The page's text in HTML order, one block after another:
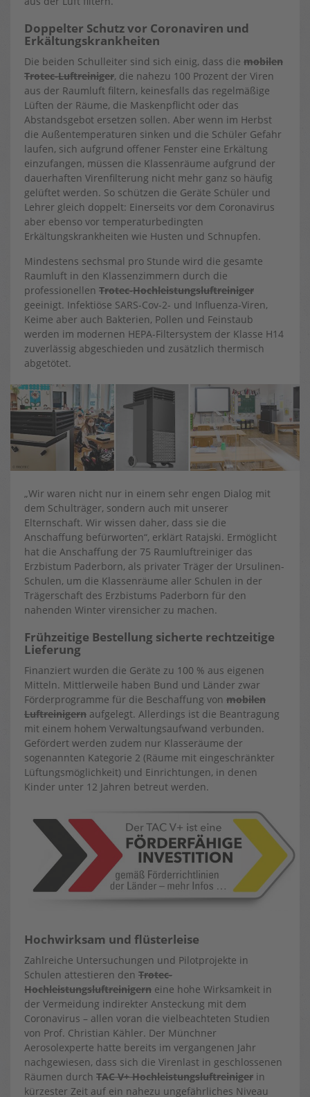
Doppelter Schutz vor Coronaviren und
Erkältungskrankheiten
Die beiden Schulleiter sind sich einig, dass die mobilen
Trotec-Luftreiniger, die nahezu 100 Prozent der Viren
aus der Raumluft filtern, keinesfalls das regelmäßige
Lüften der Räume, die Maskenpflicht oder das
Abstandsgebot ersetzen sollen. Aber wenn im Herbst
die Außentemperaturen sinken und die Schüler Gefahr
laufen, sich aufgrund offener Fenster eine Erkältung
einzufangen, müssen die Klassenräume aufgrund der
dauerhaften Virenfilterung nicht mehr ganz so häufig
gelüftet werden. So schützen die Geräte Schüler und
Lehrer gleich doppelt: Einerseits vor dem Coronavirus
aber ebenso vor temperaturbedingten
Erkältungskrankheiten wie Husten und Schnupfen.
Mindestens sechsmal pro Stunde wird die gesamte
Raumluft in den Klassenzimmern durch die
professionellen Trotec-Hochleistungsluftreiniger
geeinigt. Infektiöse SARS-Cov-2- und Influenza-Viren,
Keime aber auch Bakterien, Pollen und Feinstaub
werden im modernen HEPA-Filtersystem der Klasse H14
zuverlässig abgeschieden und zusätzlich thermisch
abgetötet.
„Wir waren nicht nur in einem sehr engen Dialog mit
dem Schulträger, sondern auch mit unserer
Elternschaft. Wir wissen daher, dass sie die
Anschaffung befürworten“, erklärt Ratajski. Ermöglicht
hat die Anschaffung der 75 Raumluftreiniger das
Erzbistum Paderborn, als privater Träger der Ursulinen-
Schulen, um die Klassenräume aller Schulen in der
Trägerschaft des Erzbistums Paderborn für den
nahenden Winter virensicher zu machen.
Frühzeitige Bestellung sicherte rechtzeitige
Lieferung
Finanziert wurden die Geräte zu 100 % aus eigenen
Mitteln. Mittlerweile haben Bund und Länder zwar
Förderprogramme für die Beschaffung von mobilen
Luftreinigern aufgelegt. Allerdings ist die Beantragung
mit einem hohem Verwaltungsaufwand verbunden.
Gefördert werden zudem nur Klasseräume der
sogenannten Kategorie 2 (Räume mit eingeschränkter
Lüftungsmöglichkeit) und Einrichtungen, in denen
Kinder unter 12 Jahren betreut werden.
Hochwirksam und flüsterleise
Zahlreiche Untersuchungen und Pilotprojekte in
Schulen attestieren den Trotec-
Hochleistungsluftreinigern eine hohe Wirksamkeit in
der Vermeidung indirekter Ansteckung mit dem
Coronavirus – allen voran die vielbeachteten Studien
von Prof. Christian Kähler. Der Münchner
Aerosolexperte hatte bereits im vergangenen Jahr
nachgewiesen, dass sich die Virenlast in geschlossenen
Räumen durch TAC V+ Hochleistungsluftreiniger in
kürzester Zeit auf ein nahezu ungefährliches Niveau